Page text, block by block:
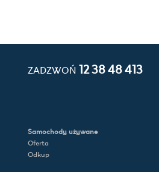
ZADZWOŃ12 38 48 413
Samochody używane
Oferta
Odkup